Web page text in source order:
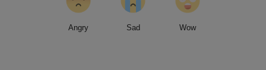
Angry Sad Wow